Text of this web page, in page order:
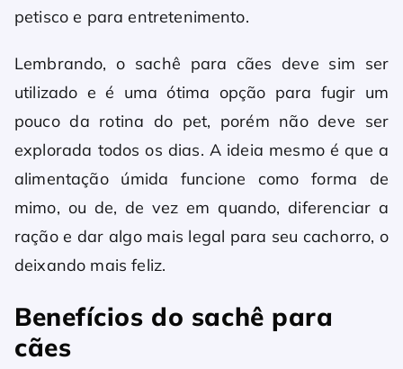
petisco e para entretenimento.
Lembrando, o sachê para cães deve sim ser
utilizado e é uma ótima opção para fugir um
pouco da rotina do pet, porém não deve ser
explorada todos os dias. A ideia mesmo é que a
alimentação úmida funcione como forma de
mimo, ou de, de vez em quando, diferenciar a
ração e dar algo mais legal para seu cachorro, o
deixando mais feliz.
Benefícios do sachê para
cães